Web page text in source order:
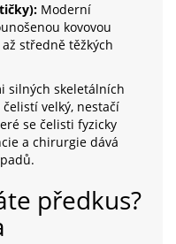
Moderní
kovovou
středně těžkých
silných skeletálních
velký, nestačí
se čelisti fyzicky
a chirurgie dává
předkus?